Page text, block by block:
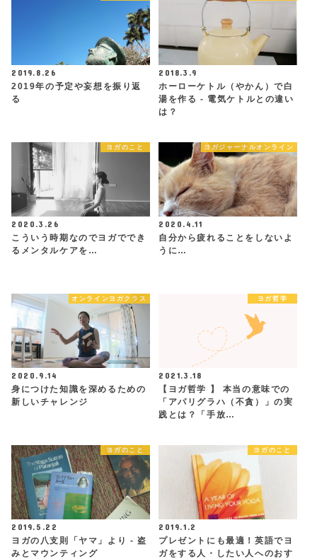
2019.8.26
2019年の予定や妄想を振り返
る
2018.3.9
ホーローケトル（やかん）で白
湯を作る - 電気ケトルとの違い
は？
ヨガのこと
2020.3.26
こういう時期なのでヨガででき
るメンタルケアを…
ヨガジャーナルオンライン
2020.4.11
自分から疲れることをしないよ
うに…
オンラインヨガクラス
2020.9.14
身につけた知識を深めるための
新しいチャレンジ
ヨガ哲学
2021.3.18
【ヨガ哲学 】 本当の意味での
「アパリグラハ（不貪）」の実
践とは？「手放…
ヨガのこと
2019.5.22
ヨガの八支則「ヤマ」より - 盗
みとマウンティング
ヨガのこと
2019.1.2
プレゼントにも最適！英語でヨ
ガをする人・したい人へのおす